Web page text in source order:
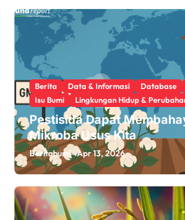
Berita Data & Informasi Database
Isu Bumi
Lingkungan Hidup &
Pestisida Dapat
Mikroba Usus Kita
Beritabumi Apr 13, 2026